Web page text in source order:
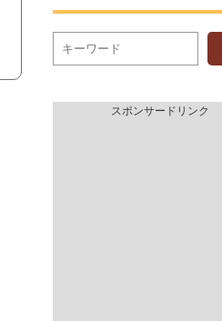
スポンサードリンク